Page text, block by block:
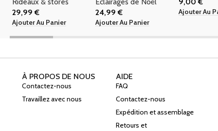
29,99€
Ajouter Au Panier
24,99€
Ajouter Au Panier
Ajouter Au
À PROPOS DE NOUS
Contactez-nous
Travaillez avec nous
AIDE
FAQ
Contactez-nous
Expédition et assemblage
Retours et